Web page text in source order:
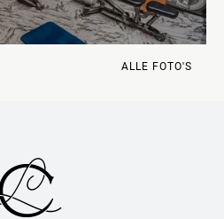
ALLE FOTO'S